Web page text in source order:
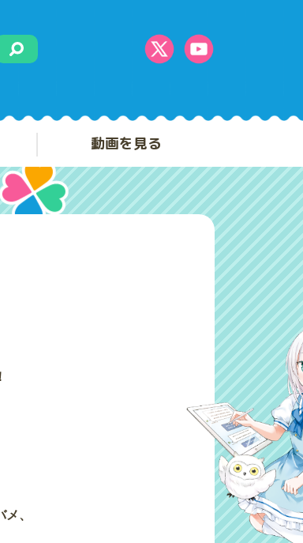
動画を見る
、